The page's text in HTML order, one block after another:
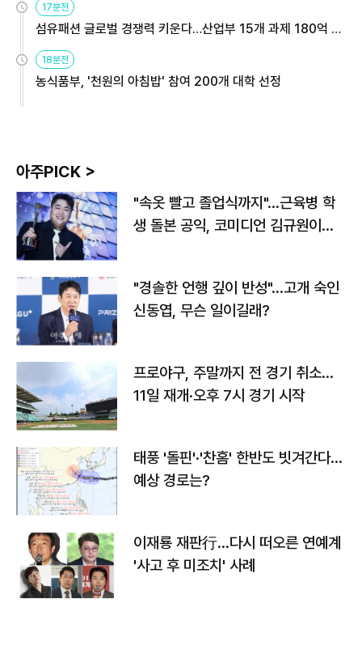
17분전
섬유패션 글로벌 경쟁력 키운다…산업부 15개 과제 180억 지
18분전
농식품부, '천원의 아침밥' 참여 200개 대학 선정
아주PICK >
"속옷 빨고 졸업식까지"…근육병 학
생 돌본 공익, 코미디언 김규원이었
"경솔한 언행 깊이 반성"…고개 숙인
신동엽, 무슨 일이길래?
프로야구, 주말까지 전 경기 취소…
11일 재개·오후 7시 경기 시작
태풍 '돌핀'·'찬홈' 한반도 빗겨간다…
예상 경로는?
이재룡 재판行…다시 떠오른 연예계
'사고 후 미조치' 사례